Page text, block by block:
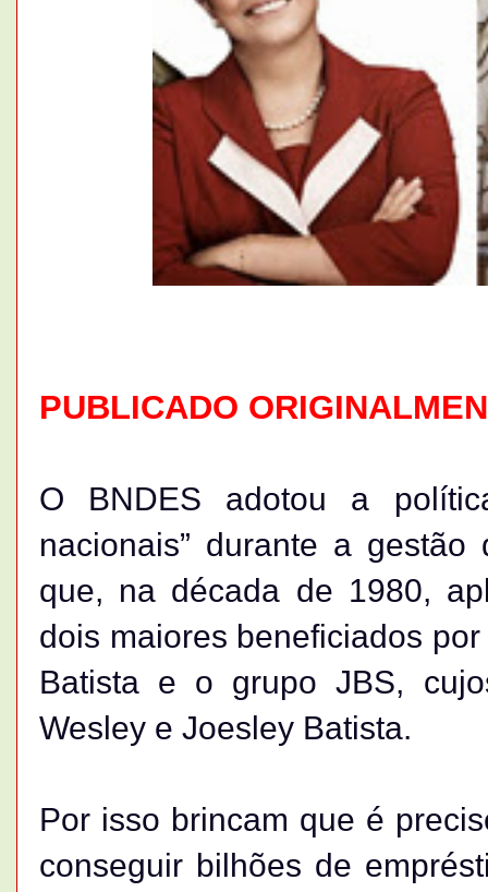
PUBLICADO
O BNDES adotou a
nacionais” durante a
que, na década de 1980,
dois maiores beneficiados
Batista e o grupo JBS,
Wesley e Joesley Batista.
Por isso brincam que é
conseguir bilhões de